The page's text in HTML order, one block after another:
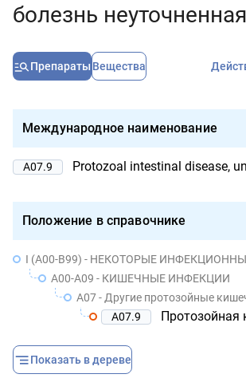
болезнь неуточненная
Препараты Вещества
Международное наименование
A07.9 Protozoal intestinal disease,
Положение в справочнике
I (A00-B99) - НЕКОТОРЫЕ ИНФЕКЦИОННЫЕ И
A00-A09 - КИШЕЧНЫЕ ИНФЕКЦИИ
A07 - Другие протозойные
A07.9
Протозойная
Показать в дереве